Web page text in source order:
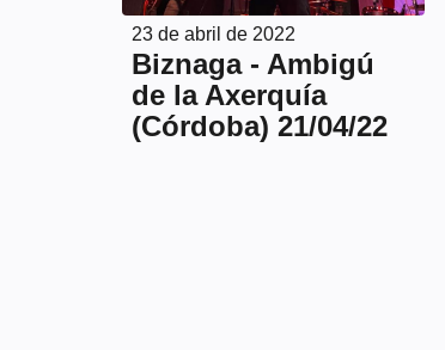
23 de abril de 2022
Biznaga - Ambigú
de la Axerquía
(Córdoba) 21/04/22